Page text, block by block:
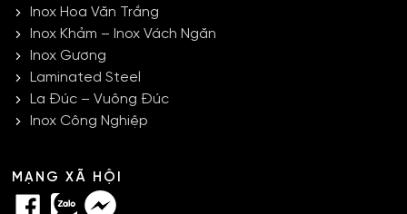
Inox Hoa Văn Trắng
Inox Khảm – Inox Vách Ngăn
Inox Gương
Laminated Steel
La Đúc – Vuông Đúc
Inox Công Nghiệp
MẠNG XÃ HỘI